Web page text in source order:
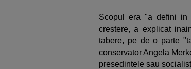
Scopul era "a defini in
crestere, a explicat
tabere, pe de o parte
conservator Angela
presedintele sau